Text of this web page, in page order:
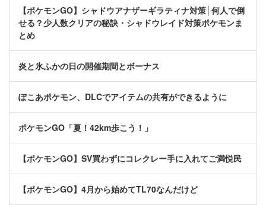
【ポケモンGO】シャドウアナザーギラティナ対策│何人で倒
せる？少人数クリアの秘訣・シャドウレイド対策ポケモンま
とめ
炎と氷ふかの日の開催期間とボーナス
ぽこあポケモン、DLCでアイテムの共有ができるように
ポケモンGO「夏！42km歩こう！」
【ポケモンGO】SV買わずにコレクレー手に入れてご満悦民
【ポケモンGO】4月から始めてTL70なんだけど